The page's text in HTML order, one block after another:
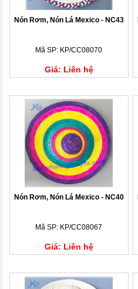
Nón Rơm, Nón Lá Mexico - NC43
Mã SP: KP/CC08070
Giá: Liên hệ
Nón Rơm, Nón Lá Mexico - NC40
Mã SP: KP/CC08067
Giá: Liên hệ